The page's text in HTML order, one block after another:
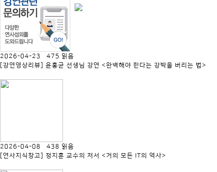
2026-04-23 475 읽음
[강연영상리뷰] 윤홍균 선생님 강연 <완벽해야 한다는 강박을 버리는 법>
2026-04-08 438 읽음
[연사지식창고] 정지훈 교수의 저서 <거의 모든 IT의 역사>